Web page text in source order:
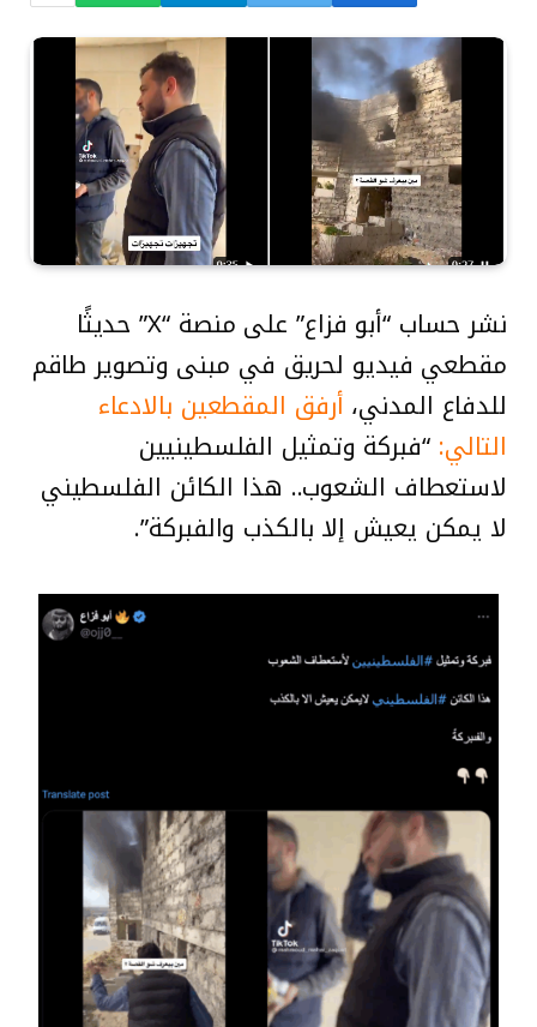
نشر حساب “أبو فزاع” على منصة “X” حديثًا
مقطعي فيديو لحريق في مبنى وتصوير طاقم
للدفاع المدني، أرفق المقطعين بالادعاء
التالي: “فبركة وتمثيل الفلسطينيين
لاستعطاف الشعوب.. هذا الكائن الفلسطيني
لا يمكن يعيش إلا بالكذب والفبركة”.